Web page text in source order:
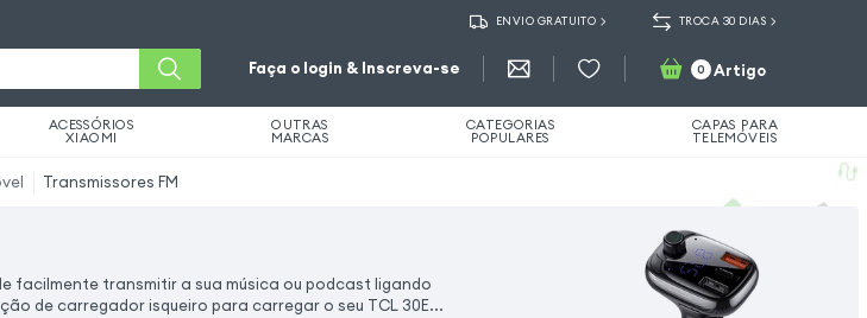
ENVIO GRATUITO TROCA 30 DIAS
Faça o login & Inscreva-se 0 Artigo
ACESSÓRIOS
XIAOMI
OUTRAS
MARCAS
CATEGORIAS
POPULARES
CAPAS PARA
TELEMÓVEIS
Transmissores FM
facilmente transmitir a sua música ou podcast ligando
de carregador isqueiro para carregar o seu TCL 30E...